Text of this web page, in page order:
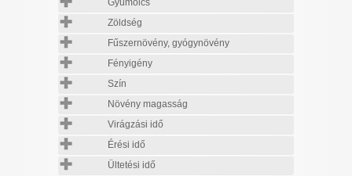
Gyümölcs
Zöldség
Fűszernövény, gyógynövény
Fényigény
Szín
Növény magasság
Virágzási idő
Érési idő
Ültetési idő